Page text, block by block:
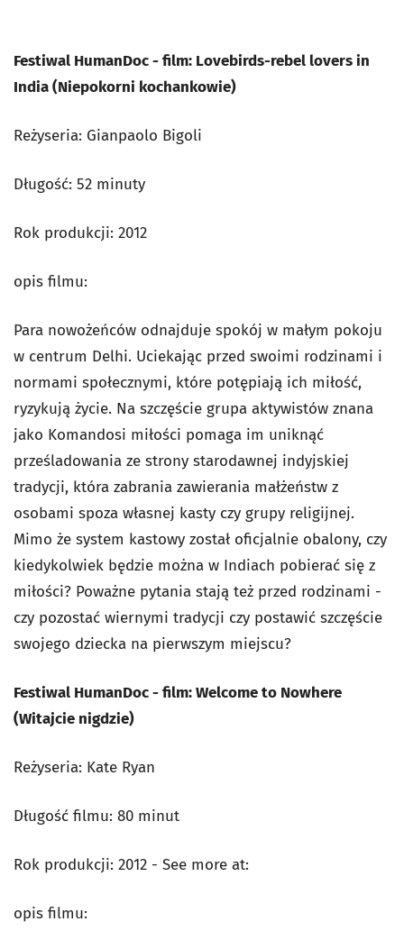
Festiwal HumanDoc - film: Lovebirds-rebel lovers in
India (Niepokorni kochankowie)
Reżyseria: Gianpaolo Bigoli
Długość: 52 minuty
Rok produkcji: 2012
opis filmu:
Para nowożeńców odnajduje spokój w małym pokoju
w centrum Delhi. Uciekając przed swoimi rodzinami i
normami społecznymi, które potępiają ich miłość,
ryzykują życie. Na szczęście grupa aktywistów znana
jako Komandosi miłości pomaga im uniknąć
prześladowania ze strony starodawnej indyjskiej
tradycji, która zabrania zawierania małżeństw z
osobami spoza własnej kasty czy grupy religijnej.
Mimo że system kastowy został oficjalnie obalony, czy
kiedykolwiek będzie można w Indiach pobierać się z
miłości? Poważne pytania stają też przed rodzinami -
czy pozostać wiernymi tradycji czy postawić szczęście
swojego dziecka na pierwszym miejscu?
Festiwal HumanDoc - film: Welcome to Nowhere
(Witajcie nigdzie)
Reżyseria: Kate Ryan
Długość filmu: 80 minut
Rok produkcji: 2012 - See more at:
opis filmu: